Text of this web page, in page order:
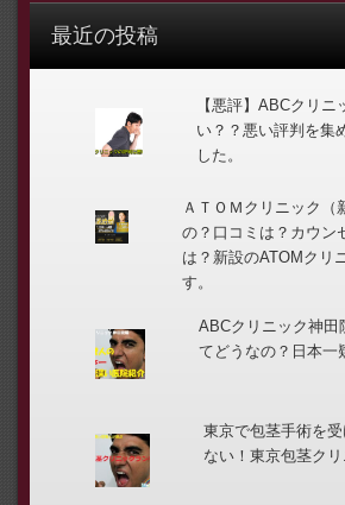
最近の投稿
【悪評】ABCクリ
い？？悪い評判を集
した。
ＡＴＯＭクリニック（
の？口コミは？カウン
は？新設のATOMクリ
す。
ABCクリニック神田
てどうなの？日本一
東京で包茎手術を
ない！東京包茎ク